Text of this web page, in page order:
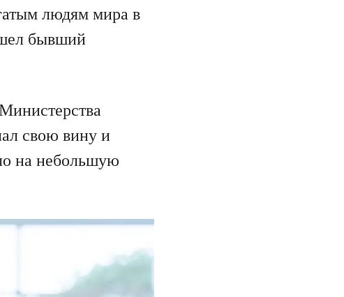
людям мира в
бывший
свою вину и
на небольшую